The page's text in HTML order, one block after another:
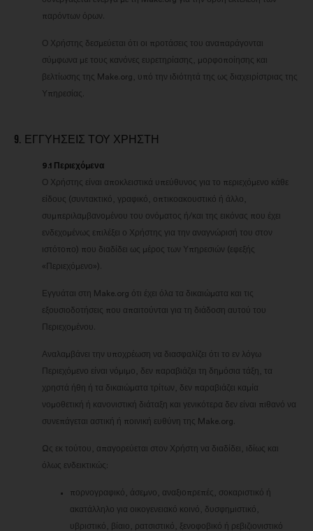
παρόντων όρων.
Ο Χρήστης δεσμεύεται ότι οι προτάσεις του αναπαράγονται
σύμφωνα με τους κανόνες ευρετηρίασης, μορφοποίησης και
βελτίωσης της Make.org, υπό την ιδιότητά της ως διαχειρίστριας της
Υπηρεσίας.
9. ΕΓΓΥΉΣΕΙΣ ΤΟΥ ΧΡΉΣΤΗ
9.1 Περιεχόμενα
Ο Χρήστης είναι αποκλειστικά υπεύθυνος για το περιεχόμενο κάθε
είδους (συντακτικό, γραφικό, οπτικοακουστικό ή άλλο,
συμπεριλαμβανομένου του ονόματος ή/και της εικόνας που έχει
ενδεχομένως επιλέξει ο Χρήστης για την αναγνώρισή του στον
ιστότοπο) που διαδίδει ως μέρος των Υπηρεσιών (εφεξής
«Περιεχόμενο»).
Εγγυάται στη Make.org ότι έχει όλα τα δικαιώματα και τις
εξουσιοδοτήσεις που απαιτούνται για τη διάδοση αυτού του
Περιεχομένου.
Αναλαμβάνει την υποχρέωση να διασφαλίζει ότι το εν λόγω
Περιεχόμενο είναι νόμιμο, δεν παραβιάζει τη δημόσια τάξη, τα
χρηστά ήθη ή τα δικαιώματα τρίτων, δεν παραβιάζει καμία
νομοθετική ή κανονιστική διάταξη και γενικότερα δεν είναι πιθανό να
συνεπάγεται αστική ή ποινική ευθύνη της Make.org.
Ως εκ τούτου, απαγορεύεται στον Χρήστη να διαδίδει, ιδίως και
όλως ενδεικτικώς:
πορνογραφικό, άσεμνο, αναξιοπρεπές, σοκαριστικό ή
ακατάλληλο για οικογενειακό κοινό, δυσφημιστικό,
υβριστικό, βίαιο, ρατσιστικό, ξενοφοβικό ή ρεβιζιονιστικό